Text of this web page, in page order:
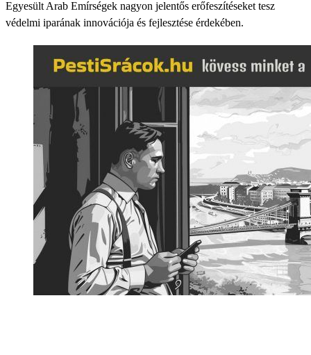
Egyesült Arab Emírségek nagyon jelentős erőfeszítéseket tesz
védelmi iparának innovációja és fejlesztése érdekében.